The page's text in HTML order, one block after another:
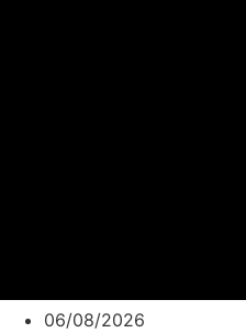
06/08/2026